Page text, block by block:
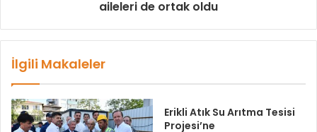
aileleri de ortak oldu
İlgili Makaleler
Erikli Atık Su Arıtma Tesisi
Projesi’ne